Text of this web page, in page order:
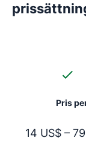
Pris
14 US$ –